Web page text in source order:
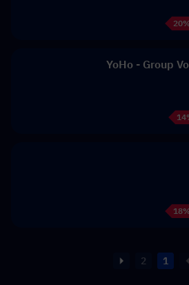
YoHo - Group
1
2